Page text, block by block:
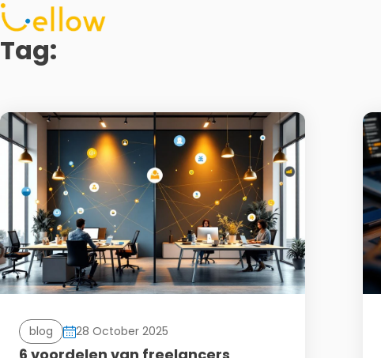
Tag:
blog 28 October 2025